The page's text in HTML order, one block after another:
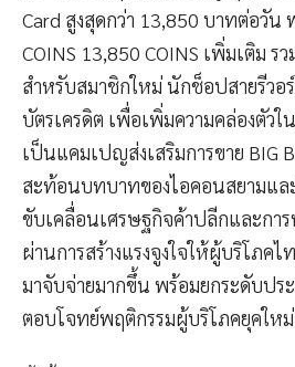
Card สูงสุดกว่า 13,850 บาทต่อวัน
COINS 13,850 COINS เพิ่มเติม ร
สำหรับสมาชิกใหม่ นักช็อปสายรีวอ
บัตรเครดิต เพื่อเพิ่มความคล่องตัวใ
เป็นแคมเปญส่งเสริมการขาย BIG
สะท้อนบทบาทของไอคอนสยามแล
ขับเคลื่อนเศรษฐกิจค้าปลีกและการ
ผ่านการสร้างแรงจูงใจให้ผู้บริโภค
มาจับจ่ายมากขึ้น พร้อมยกระดับป
ตอบโจทย์พฤติกรรมผู้บริโภคยุคใหม่